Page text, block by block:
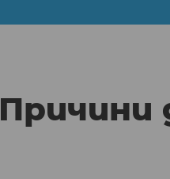
Причини